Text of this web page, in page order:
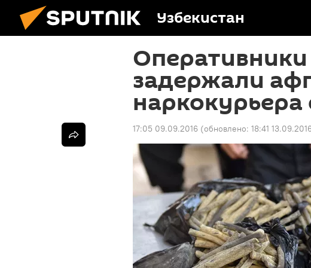
Узбекистан
задержали
наркокурьера
17:05 09.09.2016 (обновлено: 18:41